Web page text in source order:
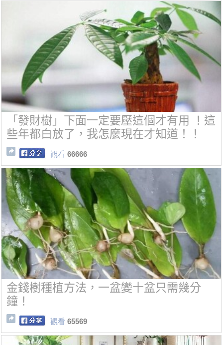
「發財樹」下面一定要壓這個才有用 ！這
些年都白放了，我怎麼現在才知道！！
觀看 66666
金錢樹種植方法，一盆變十盆只需幾分
鐘！
觀看 65569